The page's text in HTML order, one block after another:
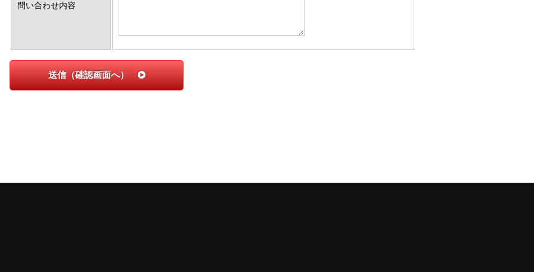
問い合わせ内容
送信（確認画面へ）